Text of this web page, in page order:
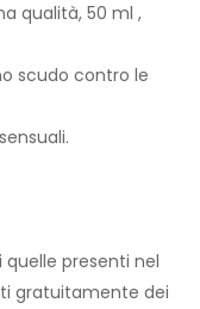
qualità, 50 ml ,
scudo contro le
presenti nel
gratuitamente dei